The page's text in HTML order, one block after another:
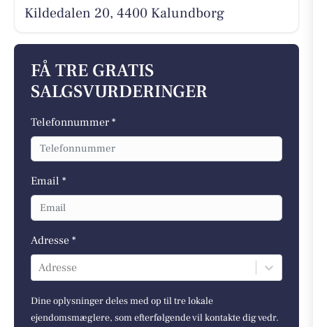
Kildedalen 20, 4400 Kalundborg
FÅ TRE GRATIS
SALGSVURDERINGER
Telefonnummer *
Email *
Adresse *
Adresse
Dine oplysninger deles med op til tre lokale
ejendomsmæglere, som efterfølgende vil kontakte dig vedr.